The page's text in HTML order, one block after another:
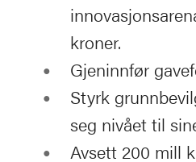
kroner.
Gjeninnfør
Styrk
seg nivået til
Avsett 200 mill